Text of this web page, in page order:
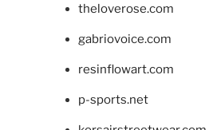
theloverose.com
gabriovoice.com
resinflowart.com
p-sports.net